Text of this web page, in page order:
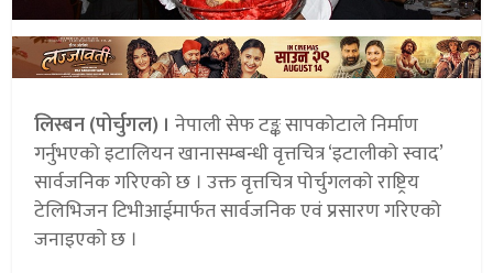
लिस्बन (पोर्चुगल) । नेपाली सेफ टङ्क सापकोटाले निर्माण
गर्नुभएको इटालियन खानासम्बन्धी वृत्तचित्र ‘इटालीको स्वाद’
सार्वजनिक गरिएको छ । उक्त वृत्तचित्र पोर्चुगलको राष्ट्रिय
टेलिभिजन टिभीआईमार्फत सार्वजनिक एवं प्रसारण गरिएको
जनाइएको छ ।